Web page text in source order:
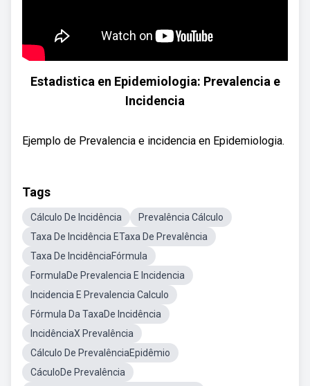
Estadistica en Epidemiologia: Prevalencia e
Incidencia
Ejemplo de Prevalencia e incidencia en Epidemiologia.
Tags
Cálculo De Incidência
Prevalência Cálculo
Taxa De Incidência ETaxa De Prevalência
Taxa De IncidênciaFórmula
FormulaDe Prevalencia E Incidencia
Incidencia E Prevalencia Calculo
Fórmula Da TaxaDe Incidência
IncidênciaX Prevalência
Cálculo De PrevalênciaEpidêmio
CáculoDe Prevalência